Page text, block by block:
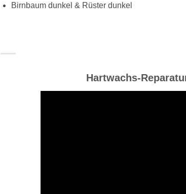
Birnbaum dunkel & Rüster dunkel
Hartwachs-